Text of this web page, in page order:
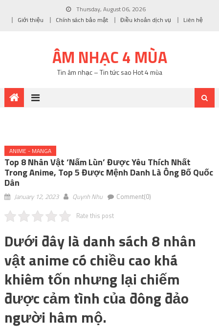
Thursday, August 06, 2026
Giới thiệu
Chính sách bảo mật Điều khoản dịch vụ Liên hệ
ÂM NHẠC 4 MÙA
Tin âm nhạc – Tin tức sao Hot 4 mùa
ANIME - MANGA
Top 8 Nhân Vật ‘nấm Lùn’ Được Yêu Thích Nhất
Trong Anime, Top 5 Được Mệnh Danh Là Ông Bố Quốc
Dân
January 12, 2023 Quynh Nhu Comment(0)
Rate this post
Dưới đây là danh sách 8 nhân
vật anime có chiều cao khá
khiêm tốn nhưng lại chiếm
được cảm tình của đông đảo
người hâm mộ.